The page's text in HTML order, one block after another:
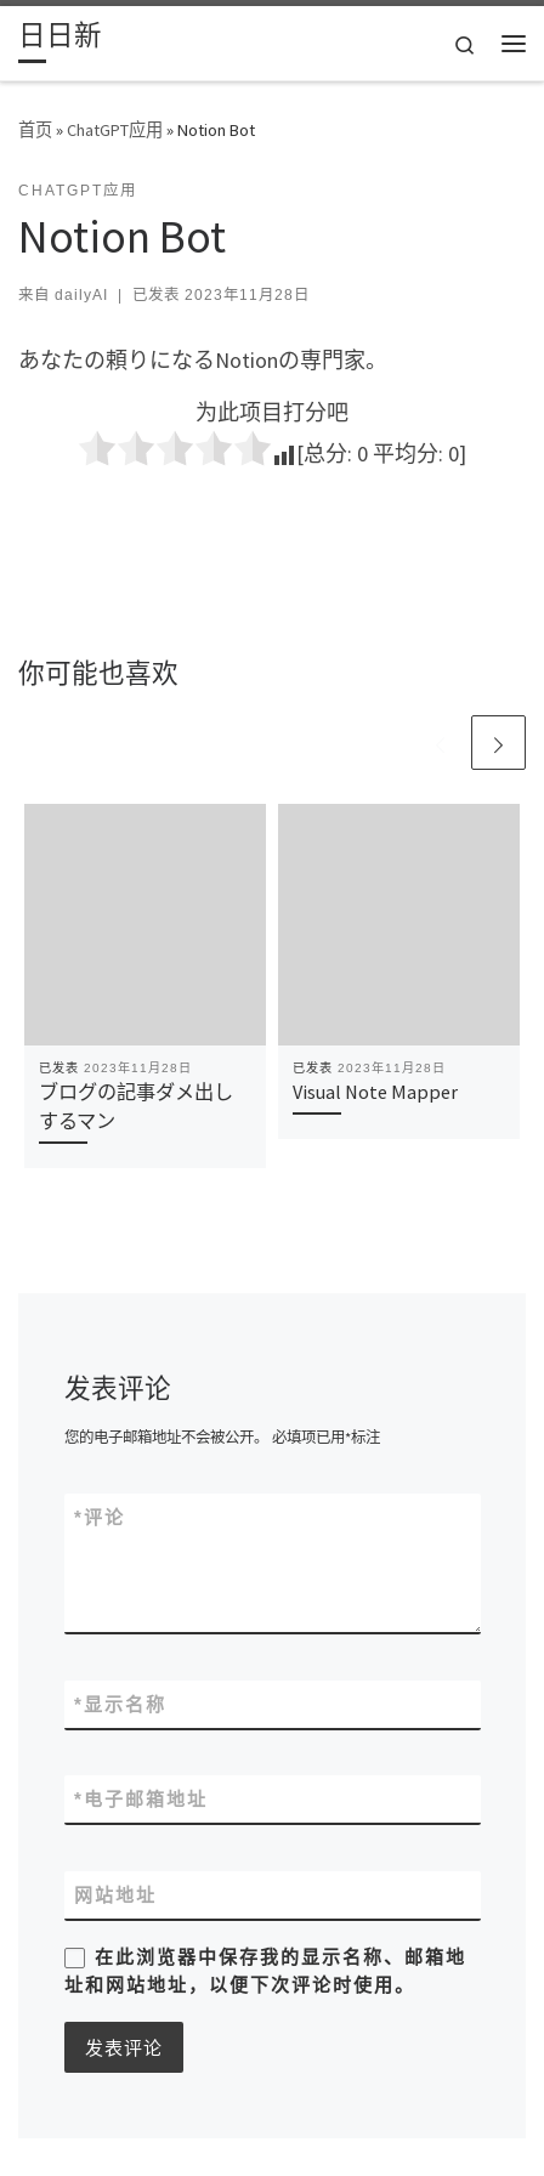
Skip to content
日日新
Search
首页»ChatGPT应用 »Notion Bot
CHATGPT应用
Notion Bot
来自 dailyAI | 已发表 2023年11月28日
あなたの頼りになるNotionの専門家。
为此项目打分吧
[总分: 0 平均分: 0]
你可能也喜欢
已发表 2023年11月28日
ブログの記事ダメ出し
するマン
已发表 2023年11月28日
Visual Note Mapper
发表评论
您的电子邮箱地址不会被公开。 必填项已用*标注
评论
*
显示名称
*
电子邮箱地址
*
网站地址
在此浏览器中保存我的显示名称、邮箱地
址和网站地址，以便下次评论时使用。